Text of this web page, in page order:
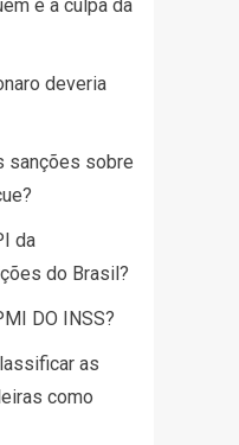
é a culpa da
deveria
sanções sobre
da
do Brasil?
DO INSS?
as
como